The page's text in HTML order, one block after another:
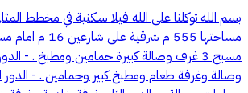
بسم الله توكلنا على الله فيلا سكنية في مخطط
مساحتها 555 م
مسبح 3 غرف وصالة كبيرة حمامين ومطبخ . -